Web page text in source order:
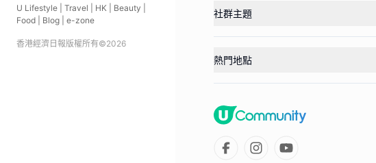
U Lifestyle Travel HK Beauty
Food
Blog e-zone
香港經濟日報版權所有©2026
社群主題
熱門地點